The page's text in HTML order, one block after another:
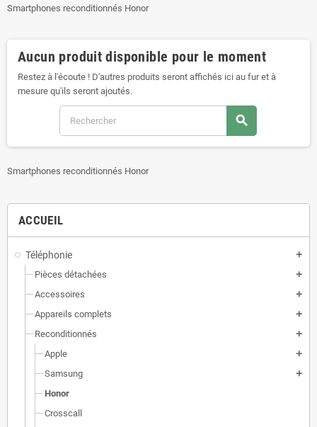
ACCUEIL
Téléphonie add
Pièces détachées add
Accessoires add
Appareils complets add
Reconditionnés add
Apple add
Samsung add
Honor
Crosscall
Smartphones reconditionnés Honor
Aucun produit disponible pour le moment
Restez à l'écoute ! D'autres produits seront affichés ici au fur et à
mesure qu'ils seront ajoutés.
search
Smartphones reconditionnés Honor